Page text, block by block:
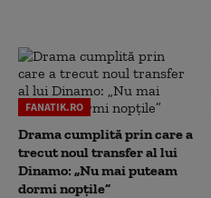
FANATIK.RO
Drama cumplită prin care a
trecut noul transfer al lui
Dinamo: „Nu mai puteam
dormi nopțile”